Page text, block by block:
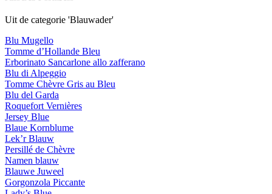
Uit de categorie 'Blauwader'
Blu Mugello
Tomme d’Hollande Bleu
Erborinato Sancarlone allo zafferano
Blu di Alpeggio
Tomme Chèvre Gris au Bleu
Blu del Garda
Roquefort Vernières
Jersey Blue
Blaue Kornblume
Lek’r Blauw
Persillé de Chèvre
Namen blauw
Blauwe Juweel
Gorgonzola Piccante